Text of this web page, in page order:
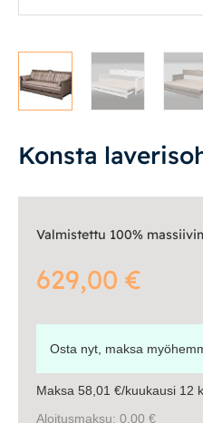
Valaisimet
Konsta
Valmistettu 100%
629,00 €
Osta nyt, maksa
Maksa 58,01 €/kuukausi 12
Aloitusmaksu: 0,00 €